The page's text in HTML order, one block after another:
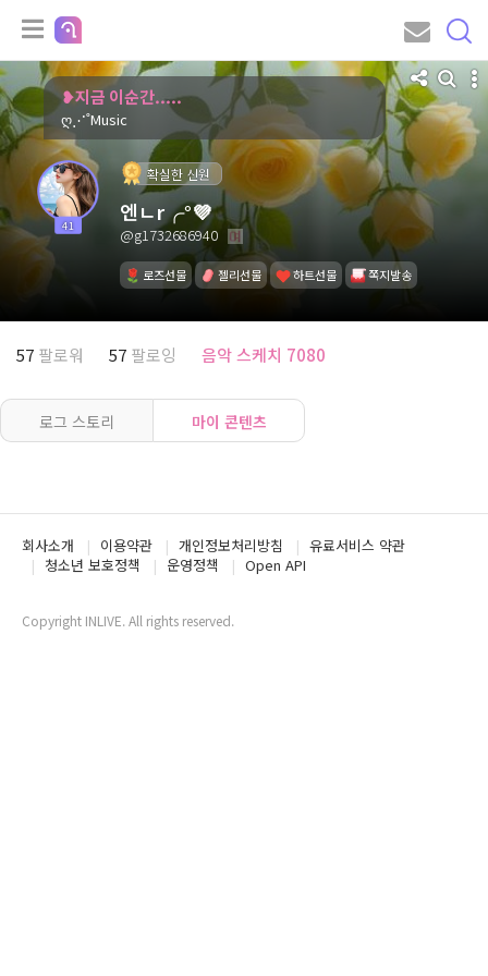
❥지금 이순간.....
ღ⋰˚Music
41
확실한 신원
엔ㄴr╭°💜
@g1732686940
로즈선물 젤리선물 하트선물 쪽지발송
57 팔로워 57 팔로잉 음악 스케치 7080
로그 스토리 마이 콘텐츠
회사소개 이용약관 개인정보처리방침
유료서비스 약관
청소년 보호정책
운영정책 Open API
Copyright INLIVE. All rights reserved.